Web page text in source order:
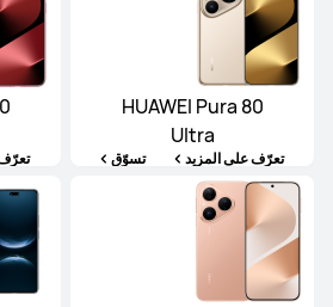
HUAWEI Pura 80
Ultra
تعرّف على المزيد تسوّق